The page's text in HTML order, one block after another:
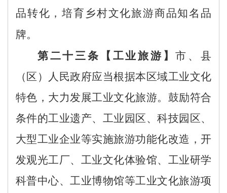
品转化，培育乡村文化旅游商品知名品
牌。
第二十三条【工业旅游】市、县
（区）人民政府应当根据本区域工业文化
特色，大力发展工业文化旅游。鼓励符合
条件的工业遗产、工业园区、科技园区、
大型工业企业等实施旅游功能化改造，开
发观光工厂、工业文化体验馆、工业研学
科普中心、工业博物馆等工业文化旅游项